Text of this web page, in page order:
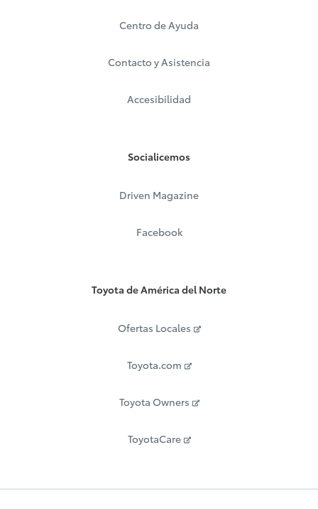
Centro de Ayuda
Contacto y Asistencia
Accesibilidad
Socialicemos
Driven Magazine
Facebook
Toyota de América del Norte
Ofertas Locales
Toyota.com
Toyota Owners
ToyotaCare